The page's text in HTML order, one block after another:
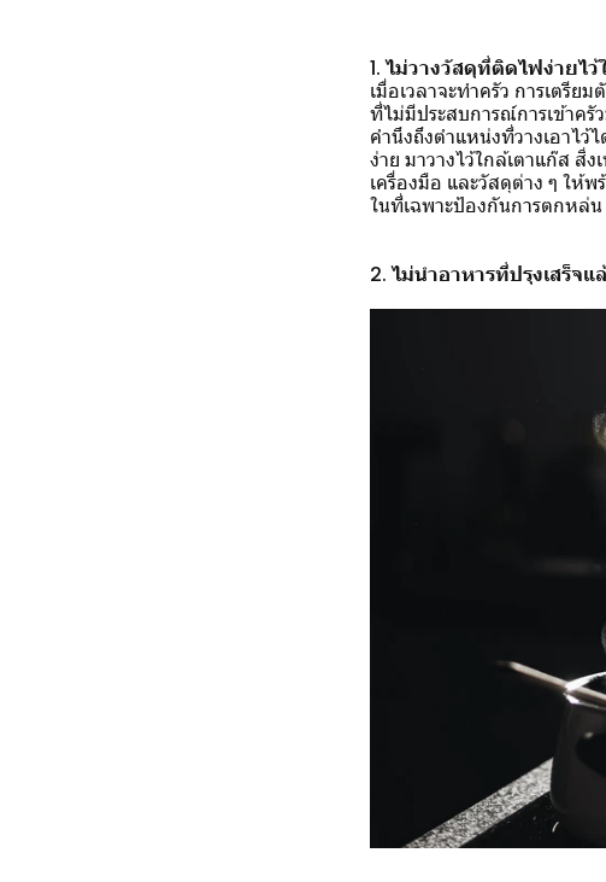
1. ไม่วางวัสดุที่ติดไฟง่ายไ
เมื่อเวลาจะทำครัว การเตรี
ที่ไม่มีประสบการณ์การเข้าครั
คำนึงถึงตำแหน่งที่วางเอาไ
ง่าย มาวางไว้ใกล้เตาแก๊ส สิ่
เครื่องมือ และวัสดุต่าง ๆ ให้
ในที่เฉพาะป้องกันการตกหล่น
2. ไม่นำอาหารที่ปรุงเสร็จ